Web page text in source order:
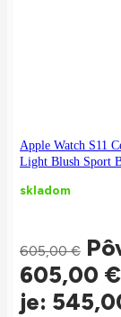
Apple Watch S11
Light Blush Sport
skladom
605,00€
605,00
je: